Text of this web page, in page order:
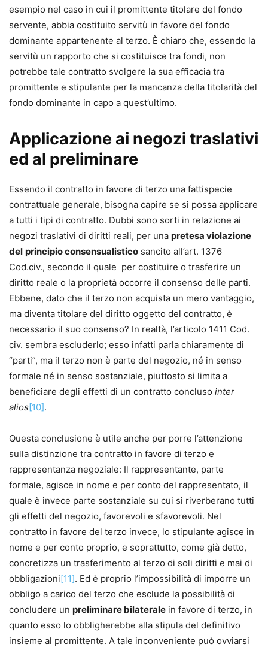
esempio nel caso in cui il promittente titolare del fondo
servente, abbia costituito servitù in favore del fondo
dominante appartenente al terzo. È chiaro che, essendo la
servitù un rapporto che si costituisce tra fondi, non
potrebbe tale contratto svolgere la sua efficacia tra
promittente e stipulante per la mancanza della titolarità del
fondo dominante in capo a quest’ultimo.
Applicazione ai negozi traslativi
ed al preliminare
Essendo il contratto in favore di terzo una fattispecie
contrattuale generale, bisogna capire se si possa applicare
a tutti i tipi di contratto. Dubbi sono sorti in relazione ai
negozi traslativi di diritti reali, per una pretesa violazione
del principio consensualistico sancito all’art. 1376
Cod.civ., secondo il quale per costituire o trasferire un
diritto reale o la proprietà occorre il consenso delle parti.
Ebbene, dato che il terzo non acquista un mero vantaggio,
ma diventa titolare del diritto oggetto del contratto, è
necessario il suo consenso? In realtà, l’articolo 1411 Cod.
civ. sembra escluderlo; esso infatti parla chiaramente di
“parti”, ma il terzo non è parte del negozio, né in senso
formale né in senso sostanziale, piuttosto si limita a
beneficiare degli effetti di un contratto concluso inter
alios[10].
Questa conclusione è utile anche per porre l’attenzione
sulla distinzione tra contratto in favore di terzo e
rappresentanza negoziale: Il rappresentante, parte
formale, agisce in nome e per conto del rappresentato, il
quale è invece parte sostanziale su cui si riverberano tutti
gli effetti del negozio, favorevoli e sfavorevoli. Nel
contratto in favore del terzo invece, lo stipulante agisce in
nome e per conto proprio, e soprattutto, come già detto,
concretizza un trasferimento al terzo di soli diritti e mai di
obbligazioni[11]. Ed è proprio l’impossibilità di imporre un
obbligo a carico del terzo che esclude la possibilità di
concludere un preliminare bilaterale in favore di terzo, in
quanto esso lo obbligherebbe alla stipula del definitivo
insieme al promittente. A tale inconveniente può ovviarsi